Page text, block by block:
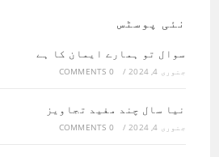
نئی پوسٹس
سوال تو ہمارے ایمان کا ہے
جنوری 4, 2024 /
0 COMMENTS
نیا سال چند مفید تجاویز
جنوری 4, 2024 /
0 COMMENTS